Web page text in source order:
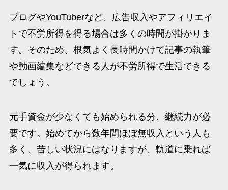
ブログやYouTuberなど、広告収入やアフィリエイ
トで不労所得を得る場合は多くの時間が掛かりま
す。そのため、根気よく長時間かけて記事の執筆
や動画編集などできる人が不労所得で生活できる
でしょう。
元手資金が少なくても始められる分、継続力が必
要です。始めてから数年間ほぼ無収入という人も
多く、苦しい状況にはなりますが、軌道に乗れば
一気に収入が得られます。